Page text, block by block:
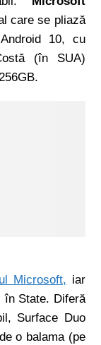
care se pliază
10, cu
(în SUA)
Microsoft, iar
în State. Diferă
Surface Duo
o balama (pe